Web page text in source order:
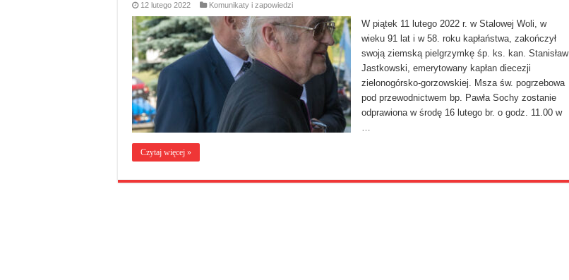
12 lutego 2022 Komunikaty i zapowiedzi
W piątek 11 lutego 2022 r. w Stalowej Woli, w
wieku 91 lat i w 58. roku kapłaństwa, zakończył
swoją ziemską pielgrzymkę śp. ks. kan. Stanisław
Jastkowski, emerytowany kapłan diecezji
zielonogórsko-gorzowskiej. Msza św. pogrzebowa
pod przewodnictwem bp. Pawła Sochy zostanie
odprawiona w środę 16 lutego br. o godz. 11.00 w
…
Czytaj więcej »